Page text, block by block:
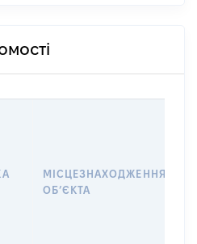
МІСЦЕЗНАХОДЖЕННЯ
ОБʼЄКТА